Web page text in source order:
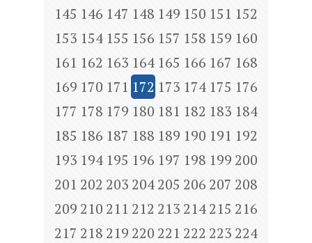
145 146 147 148 149 150 151 152
153 154 155 156 157 158 159 160
161 162 163 164 165 166 167 168
169 170 171 172 173 174 175 176
177 178 179 180 181 182 183 184
185 186 187 188 189 190 191 192
193 194 195 196 197 198 199 200
201 202 203 204205 206 207 208
209 210 211 212 213 214215 216
217 218 219 220 221 222 223 224